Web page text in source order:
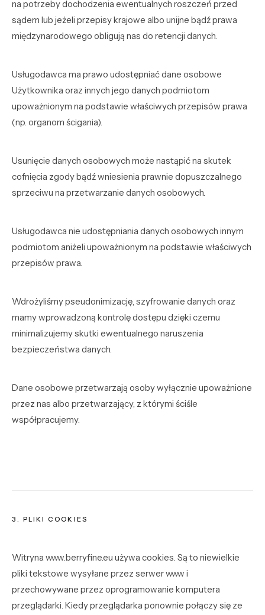
na potrzeby dochodzenia ewentualnych roszczeń przed
sądem lub jeżeli przepisy krajowe albo unijne bądź prawa
międzynarodowego obligują nas do retencji danych.
Usługodawca ma prawo udostępniać dane osobowe
Użytkownika oraz innych jego danych podmiotom
upoważnionym na podstawie właściwych przepisów prawa
(np. organom ścigania).
Usunięcie danych osobowych może nastąpić na skutek
cofnięcia zgody bądź wniesienia prawnie dopuszczalnego
sprzeciwu na przetwarzanie danych osobowych.
Usługodawca nie udostępniania danych osobowych innym
podmiotom aniżeli upoważnionym na podstawie właściwych
przepisów prawa.
Wdrożyliśmy pseudonimizację, szyfrowanie danych oraz
mamy wprowadzoną kontrolę dostępu dzięki czemu
minimalizujemy skutki ewentualnego naruszenia
bezpieczeństwa danych.
Dane osobowe przetwarzają osoby wyłącznie upoważnione
przez nas albo przetwarzający, z którymi ściśle
współpracujemy.
3. PLIKI COOKIES
Witryna www.berryfine.eu używa cookies. Są to niewielkie
pliki tekstowe wysyłane przez serwer www i
przechowywane przez oprogramowanie komputera
przeglądarki. Kiedy przeglądarka ponownie połączy się ze